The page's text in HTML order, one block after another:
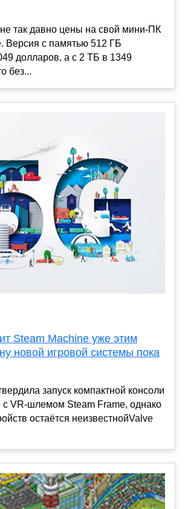
так давно цены на свой мини-ПК
Версия с памятью 512 ГБ
долларов, а с 2 ТБ в 1349
без...
Steam Machine уже этим
новой игровой системы пока
запуск компактной консоли
VR-шлемом Steam Frame, однако
остаётся неизвестнойValve